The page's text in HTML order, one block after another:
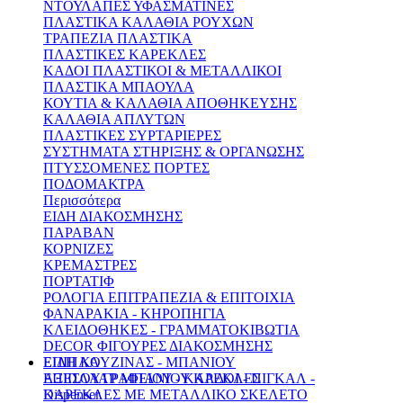
ΝΤΟΥΛΑΠΕΣ ΥΦΑΣΜΑΤΙΝΕΣ
ΠΛΑΣΤΙΚΑ ΚΑΛΑΘΙΑ ΡΟΥΧΩΝ
ΤΡΑΠΕΖΙΑ ΠΛΑΣΤΙΚΑ
ΠΛΑΣΤΙΚΕΣ ΚΑΡΕΚΛΕΣ
ΚΑΔΟΙ ΠΛΑΣΤΙΚΟΙ & ΜΕΤΑΛΛΙΚΟΙ
ΠΛΑΣΤΙΚΑ ΜΠΑΟΥΛΑ
ΚΟΥΤΙΑ & ΚΑΛΑΘΙΑ ΑΠΟΘΗΚΕΥΣΗΣ
ΚΑΛΑΘΙΑ ΑΠΛΥΤΩΝ
ΠΛΑΣΤΙΚΕΣ ΣΥΡΤΑΡΙΕΡΕΣ
ΣΥΣΤΗΜΑΤΑ ΣΤΗΡΙΞΗΣ & ΟΡΓΑΝΩΣΗΣ
ΠΤΥΣΣΟΜΕΝΕΣ ΠΟΡΤΕΣ
ΠΟΔΟΜΑΚΤΡΑ
Περισσότερα
ΕΙΔΗ ΔΙΑΚΟΣΜΗΣΗΣ
ΠΑΡΑΒΑΝ
ΚΟΡΝΙΖΕΣ
ΚΡΕΜΑΣΤΡΕΣ
ΠΟΡΤΑΤΙΦ
ΡΟΛΟΓΙΑ ΕΠΙΤΡΑΠΕΖΙΑ & ΕΠΙΤΟΙΧΙΑ
ΦΑΝΑΡΑΚΙΑ - ΚΗΡΟΠΗΓΙΑ
ΚΛΕΙΔΟΘΗΚΕΣ - ΓΡΑΜΜΑΤΟΚΙΒΩΤΙΑ
DECOR ΦΙΓΟΥΡΕΣ ΔΙΑΚΟΣΜΗΣΗΣ
ΕΙΔΗ ΚΟΥΖΙΝΑΣ - ΜΠΑΝΙΟΥ
ΑΞΕΣΟΥΑΡ ΜΠΑΝΙΟΥ ΚΑΔΟΙ - ΠΙΓΚΑΛ -
Dispenser
ΕΠΙΠΛΑ
ΕΠΙΠΛΑ ΓΡΑΦΕΙΟΥ - ΚΑΡΕΚΛΕΣ
ΚΑΡΕΚΛΕΣ ΜΕ ΜΕΤΑΛΛΙΚΟ ΣΚΕΛΕΤΟ